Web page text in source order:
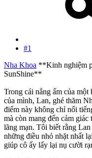
#1
Nha Khoa **Kinh nghiệm
SunShine**
Trong cái nắng ấm của
của mình, Lan, ghé thăm
điểm này không chỉ nổi
mà còn mang đến cảm
lãng mạn. Tôi biết rằng
những điều nhỏ nhặt nhất
giúp cô ấy lấy lại nụ cười